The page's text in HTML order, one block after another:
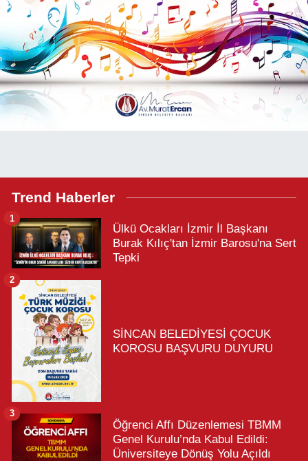
Trend Haberler
Ülkü Ocakları İzmir İl Başkanı
Burak Kılıç'tan İzmir Barosu'na Sert
Tepki
1
SİNCAN BELEDİYESİ ÇOCUK
KOROSU BAŞVURU DUYURU
2
Öğrenci Affı Düzenlemesi TBMM
Genel Kurulu’nda Kabul Edildi:
Üniversiteye Dönüş Yolu Açıldı
3